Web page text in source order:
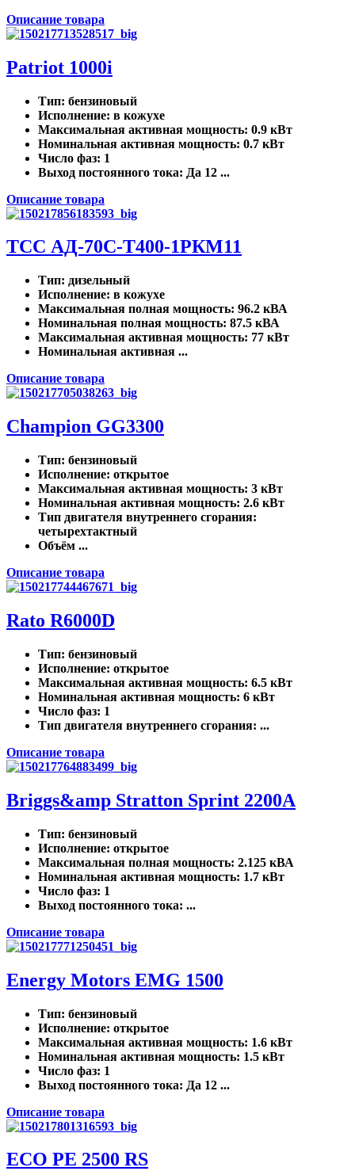
Описание товара
Patriot 1000i
Тип: бензиновый
Исполнение: в кожухе
Максимальная активная мощность: 0.9 кВт
Номинальная активная мощность: 0.7 кВт
Число фаз: 1
Выход постоянного тока: Да 12 ...
Описание товара
ТСС АД-70С-Т400-1РКМ11
Тип: дизельный
Исполнение: в кожухе
Максимальная полная мощность: 96.2 кВА
Номинальная полная мощность: 87.5 кВА
Максимальная активная мощность: 77 кВт
Номинальная активная ...
Описание товара
Champion GG3300
Тип: бензиновый
Исполнение: открытое
Максимальная активная мощность: 3 кВт
Номинальная активная мощность: 2.6 кВт
Тип двигателя внутреннего сгорания:
четырехтактный
Объём ...
Описание товара
Rato R6000D
Тип: бензиновый
Исполнение: открытое
Максимальная активная мощность: 6.5 кВт
Номинальная активная мощность: 6 кВт
Число фаз: 1
Тип двигателя внутреннего сгорания: ...
Описание товара
Briggs&amp Stratton Sprint 2200A
Тип: бензиновый
Исполнение: открытое
Максимальная полная мощность: 2.125 кВА
Номинальная активная мощность: 1.7 кВт
Число фаз: 1
Выход постоянного тока: ...
Описание товара
Energy Motors EMG 1500
Тип: бензиновый
Исполнение: открытое
Максимальная активная мощность: 1.6 кВт
Номинальная активная мощность: 1.5 кВт
Число фаз: 1
Выход постоянного тока: Да 12 ...
Описание товара
ECO PE 2500 RS